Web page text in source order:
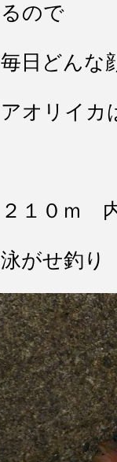
るので
毎日どんな
アオリイカ
２１０ｍ
泳がせ釣り